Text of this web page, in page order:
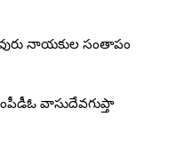
నాయకుల సంతాపం
వాసుదేవగుప్తా